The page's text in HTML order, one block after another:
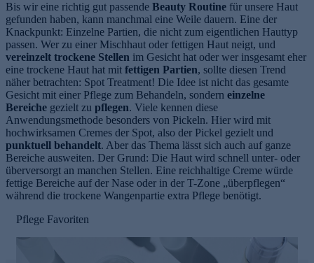
Bis wir eine richtig gut passende Beauty Routine für unsere Haut
gefunden haben, kann manchmal eine Weile dauern. Eine der
Knackpunkt: Einzelne Partien, die nicht zum eigentlichen Hauttyp
passen. Wer zu einer Mischhaut oder fettigen Haut neigt, und
vereinzelt trockene Stellen im Gesicht hat oder wer insgesamt eher
eine trockene Haut hat mit fettigen Partien, sollte diesen Trend
näher betrachten: Spot Treatment! Die Idee ist nicht das gesamte
Gesicht mit einer Pflege zum Behandeln, sondern einzelne
Bereiche gezielt zu pflegen. Viele kennen diese
Anwendungsmethode besonders von Pickeln. Hier wird mit
hochwirksamen Cremes der Spot, also der Pickel gezielt und
punktuell behandelt. Aber das Thema lässt sich auch auf ganze
Bereiche ausweiten. Der Grund: Die Haut wird schnell unter- oder
überversorgt an manchen Stellen. Eine reichhaltige Creme würde
fettige Bereiche auf der Nase oder in der T-Zone „überpflegen“
während die trockene Wangenpartie extra Pflege benötigt.
Pflege Favoriten